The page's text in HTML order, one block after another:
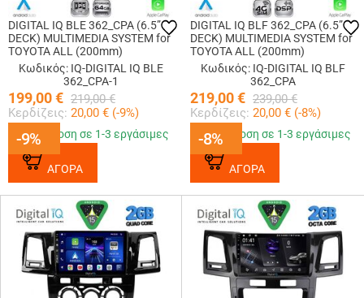
-9%
DIGITAL IQ BLE 362_CPA (6.5”
DECK) MULTIMEDIA SYSTEM for
TOYOTA ALL (200mm)
Κωδικός: IQ-DIGITAL IQ BLE
362_CPA-1
199,00€ 219,00 €
Κερδίζεις: 20,00 € (-9%)
-9%
Παράδοση σε 1-3 εργάσιμες
ΑΓΟΡΑ
-8%
DIGITAL IQ BLF 362_CPA (6.5”
DECK) MULTIMEDIA SYSTEM for
TOYOTA ALL (200mm)
Κωδικός: IQ-DIGITAL IQ BLF
362_CPA
219,00€ 239,00 €
Κερδίζεις: 20,00 € (-8%)
-8%
Παράδοση σε 1-3 εργάσιμες
ΑΓΟΡΑ